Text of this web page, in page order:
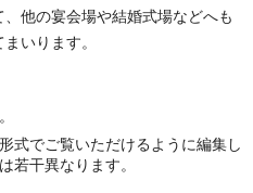
他の宴会場や結婚式場などへも
いります。
式でご覧いただけるように編集し
若干異なります。